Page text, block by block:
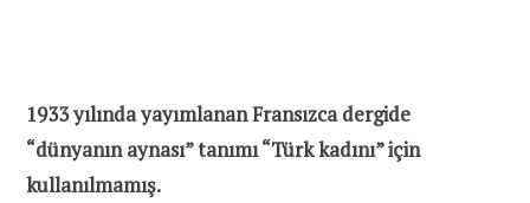
1933 yılında yayımlanan Fransızca dergide
“dünyanın aynası” tanımı “Türk kadını” için
kullanılmamış.